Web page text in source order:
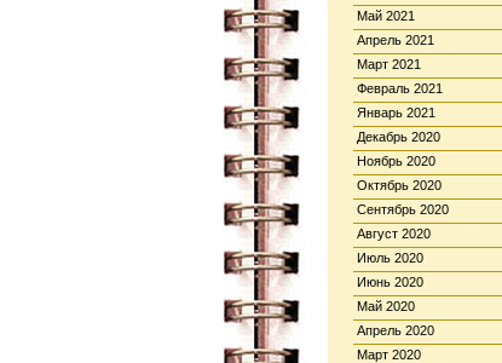
Май 2021
Апрель 2021
Март 2021
Февраль 2021
Январь 2021
Декабрь 2020
Ноябрь 2020
Октябрь 2020
Сентябрь 2020
Август 2020
Июль 2020
Июнь 2020
Май 2020
Апрель 2020
Март 2020